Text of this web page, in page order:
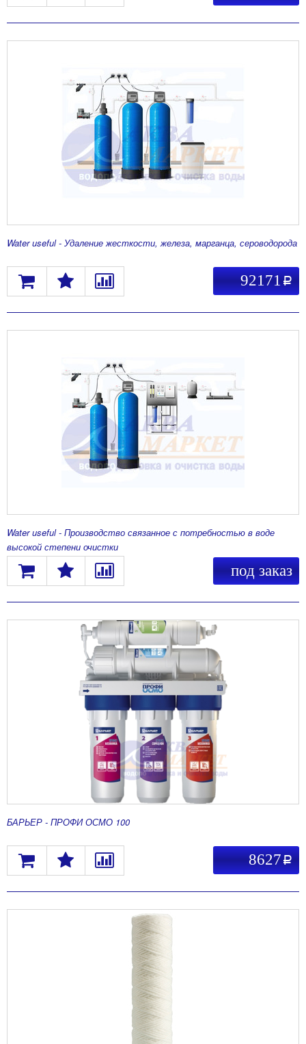
92171 a
Water useful - Удаление жесткости, железа, марганца, сероводорода
под заказ
Water useful - Производство связанное с потребностью в воде
высокой степени очистки
8627 a
БАРЬЕР - ПРОФИ ОСМО 100